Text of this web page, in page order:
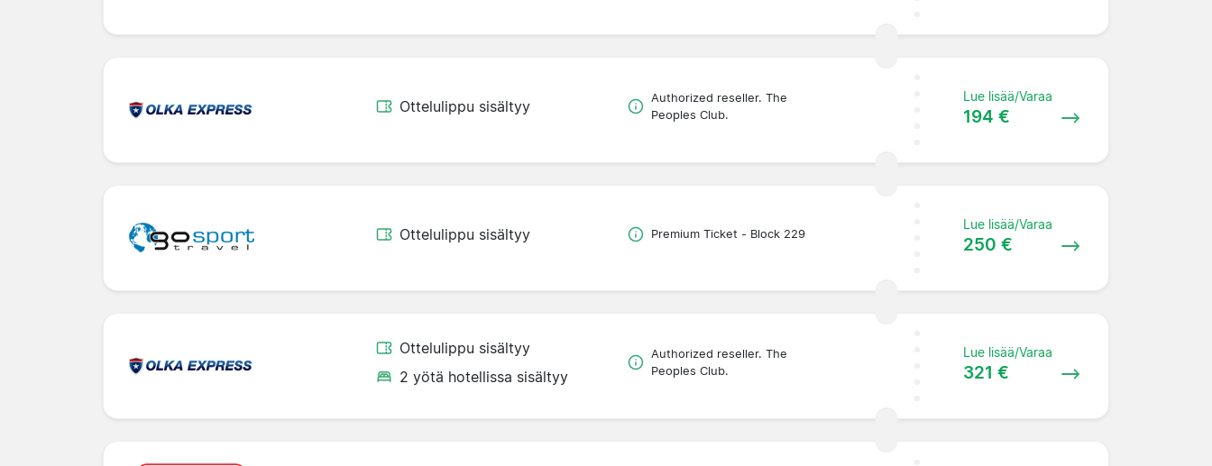
Ottelulippu sisältyy
Authorized reseller. The
Peoples Club.
Lue lisää/Varaa
194 €
Ottelulippu sisältyy Premium Ticket - Block 229
Lue lisää/Varaa
250 €
Ottelulippu sisältyy
2 yötä hotellissa sisältyy
Authorized reseller. The
Peoples Club.
Lue lisää/Varaa
321 €